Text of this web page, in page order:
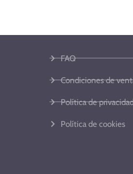
FAQ
Condiciones de
Política de
Política de cookies